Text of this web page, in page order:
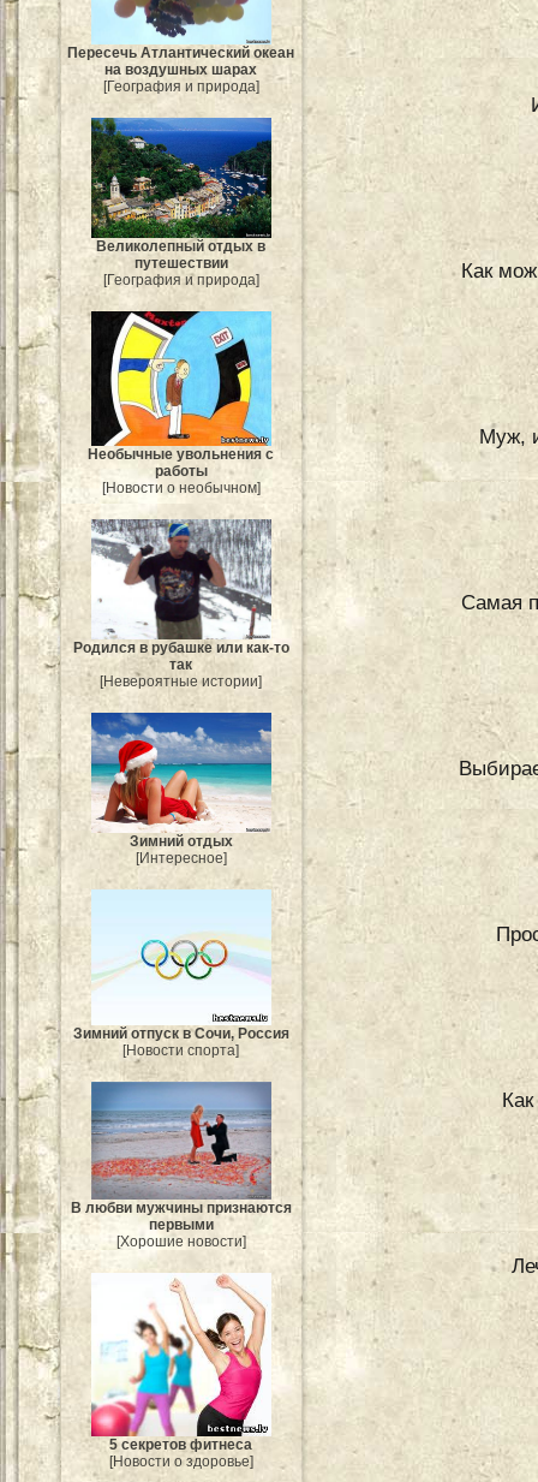
Пересечь Атлантический океан
на воздушных шарах
[География и природа]
Великолепный отдых в
путешествии
[География и природа]
Необычные увольнения с
работы
[Новости о необычном]
Родился в рубашке или как-то
так
[Невероятные истории]
Зимний отдых
[Интересное]
Зимний отпуск в Сочи, Россия
[Новости спорта]
В любви мужчины признаются
первыми
[Хорошие новости]
5 секретов фитнеса
[Новости о здоровье]
Как
Муж,
Самая